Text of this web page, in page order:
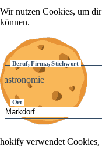
Anmelden
Beruf, Firma, Stichwort
Ort
Wir nutzen Cookies, um
können.
hokify verwendet Cookies,